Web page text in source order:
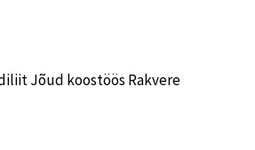
Jõud koostöös Rakvere